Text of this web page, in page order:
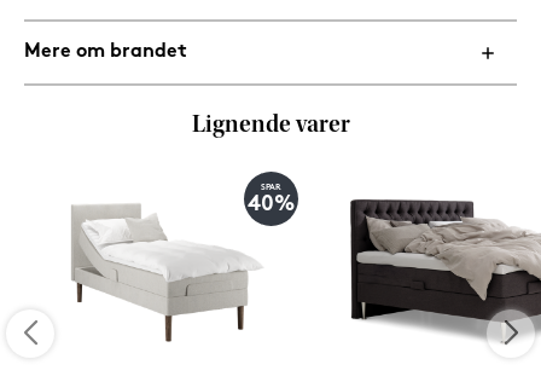
Mere om brandet
Lignende varer
SPAR
40%